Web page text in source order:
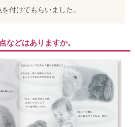
付けてもらいました。
などはありますか。